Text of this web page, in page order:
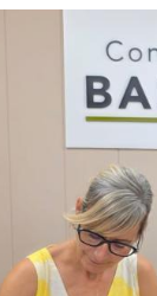
El
L’Ajuntament
Impulsar